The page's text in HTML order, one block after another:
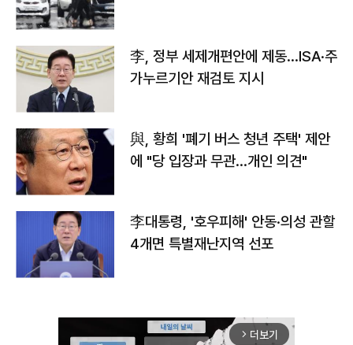
李, 정부 세제개편안에 제동…ISA·주
가누르기안 재검토 지시
與, 황희 '폐기 버스 청년 주택' 제안
에 "당 입장과 무관…개인 의견"
李대통령, '호우피해' 안동·의성 관할
4개면 특별재난지역 선포
arrow_forward_ios 더보기